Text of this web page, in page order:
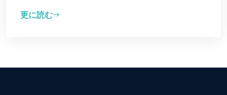
更に読むeast